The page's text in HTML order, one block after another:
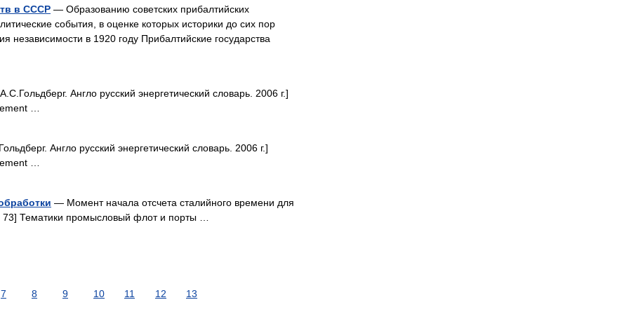
в СССР — Образованию советских прибалтийских
события, в оценке которых историки до сих пор
независимости в 1920 году Прибалтийские государства
Англо русский энергетический словарь. 2006 г.]
…
Англо русский энергетический словарь. 2006 г.]
…
— Момент начала отсчета сталийного времени для
Тематики промысловый флот и порты …
7 8 9 10 11 12 13